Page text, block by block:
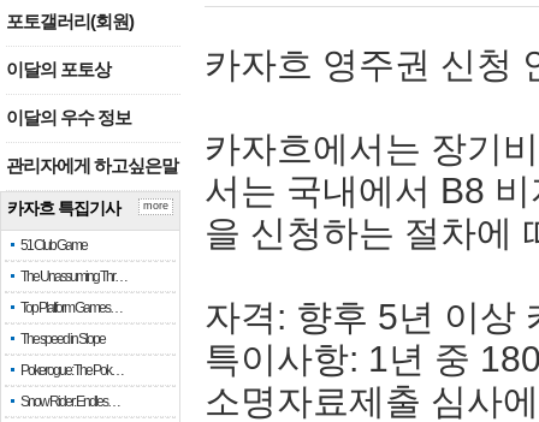
포토갤러리(회원)
이달의 포토상
이달의 우수 정보
관리자에게 하고싶은말
카자흐 특집기사
51 Club Game
The Unassuming Thr…
Top Platform Games…
The speed in Slope
Pokerogue: The Pok…
Snow Rider: Endles…
more
카자흐 영주권 신청
카자흐에서는 장기
서는 국내에서 B8
을 신청하는 절차에
자격: 향후 5년 이상
특이사항: 1년 중
소명자료제출 심사